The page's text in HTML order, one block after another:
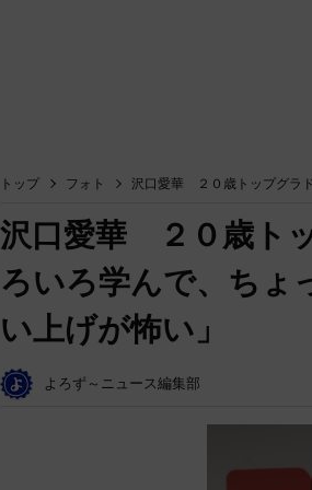
トップ フォト 沢口愛華 ２０歳トップグラ
沢口愛華 ２０歳ト
ろいろ学んで、ちょ
い上げが怖い」
よろず～ニュース編集部